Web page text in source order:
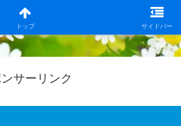
トップ サイドバー
録
サーリンク